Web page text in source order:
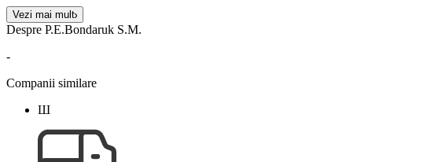
Vezi mai mult
Despre P.E.Bondaruk S.M.
-
Companii similare
Ш